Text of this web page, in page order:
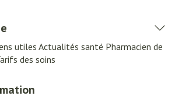
utiles Actualités santé Pharmacien de
des soins